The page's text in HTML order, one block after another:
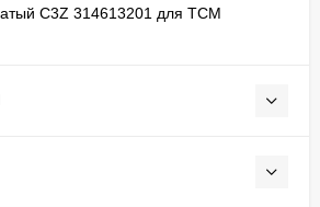
C3Z 314613201 для TCM